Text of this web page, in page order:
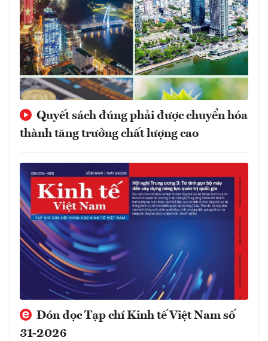
Quyết sách đúng phải được chuyển hóa
thành tăng trưởng chất lượng cao
Đón đọc Tạp chí Kinh tế Việt Nam số
31-2026